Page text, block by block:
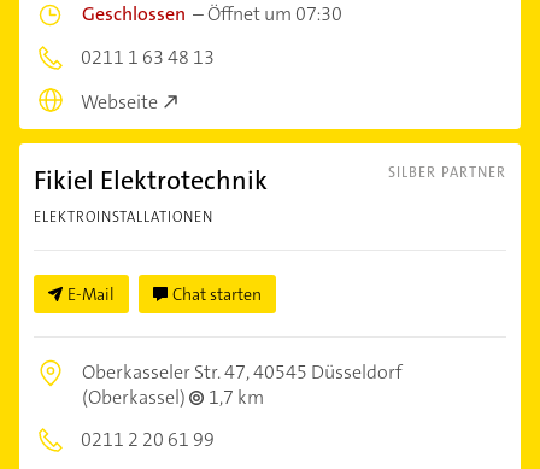
Geschlossen –Öffnet um 07:30
0211 1 63 48 13
Webseite
SILBER PARTNER
Fikiel Elektrotechnik
ELEKTROINSTALLATIONEN
E-Mail Chat starten
Oberkasseler Str. 47,40545 Düsseldorf
(Oberkassel)
1,7 km
0211 2 20 61 99